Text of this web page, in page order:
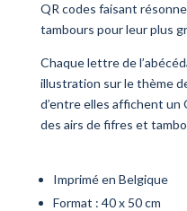
QR codes faisant
tambours pour leur plus
Chaque lettre de
illustration sur le thème
d’entre elles affichent un
des airs de fifres et
Imprimé en Belgique
Format : 40 x 50 cm